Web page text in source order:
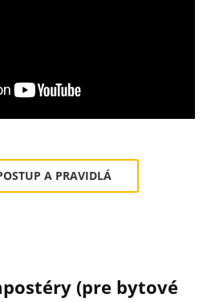
A PRAVIDLÁ
(pre bytové